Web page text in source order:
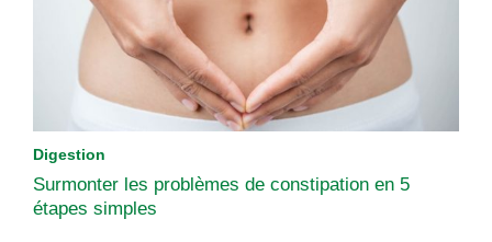
Digestion
Surmonter les problèmes de constipation en 5
étapes simples